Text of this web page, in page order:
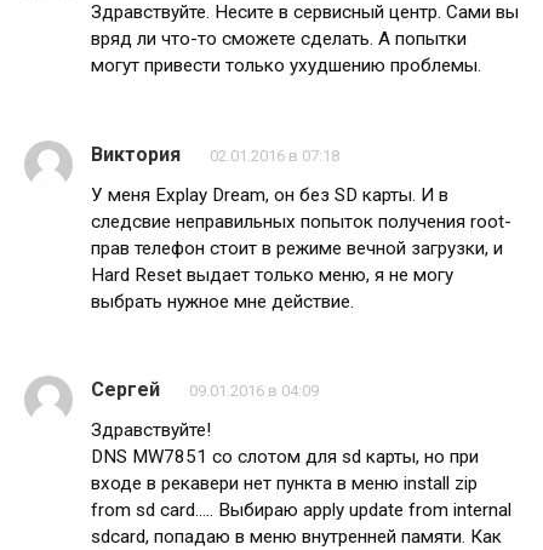
Здравствуйте. Несите в сервисный центр. Сами вы
вряд ли что-то сможете сделать. А попытки
могут привести только ухудшению проблемы.
Виктория 02.01.2016 в 07:18
У меня Explay Dream, он без SD карты. И в
следсвие неправильных попыток получения root-
прав телефон стоит в режиме вечной загрузки, и
Hard Reset выдает только меню, я не могу
выбрать нужное мне действие.
Сергей 09.01.2016 в 04:09
Здравствуйте!
DNS MW7851 со слотом для sd карты, но при
входе в рекавери нет пункта в меню install zip
from sd card….. Выбираю apply update from internal
sdcard, попадаю в меню внутренней памяти. Как